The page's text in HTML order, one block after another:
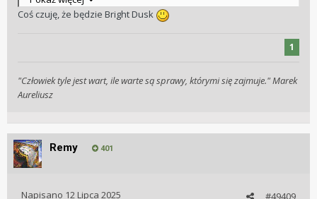
Coś czuję, że będzie Bright Dusk
1
"Człowiek tyle jest wart, ile warte są sprawy, którymi się zajmuje." Marek
Aureliusz
Remy 401
#49409
Napisano 12 Lipca 2025